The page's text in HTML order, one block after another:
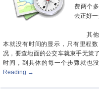
费两个
去正好一
其他的
本就没有时间的显示，只有里程数
况，要查地面的公交车就束手无策
时间，到具体的每一个步骤就也
Reading →